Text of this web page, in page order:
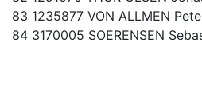
83 1235877 VON ALLMEN
84 3170005 SOERENSEN